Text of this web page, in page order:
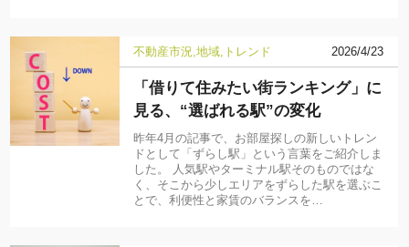
不動産市況 地域 トレンド 2026/4/23
「借りて住みたい街ランキング」に
見る、“選ばれる駅”の変化
昨年4月の記事で、お部屋探しの新しいトレン
ドとして「ずらし駅」という言葉をご紹介しま
した。 人気駅やターミナル駅そのものではな
く、そこから少しエリアをずらした駅を選ぶこ
とで、利便性と家賃のバランスを…